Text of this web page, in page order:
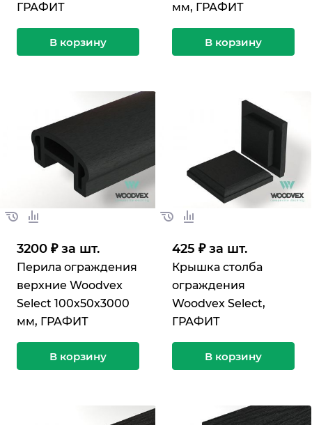
ГРАФИТ
В корзину
мм, ГРАФИТ
В корзину
3200 ₽ за шт.
Перила ограждения
верхние Woodvex
Select 100х50х3000
мм, ГРАФИТ
В корзину
425 ₽ за шт.
Крышка столба
ограждения
Woodvex Select,
ГРАФИТ
В корзину